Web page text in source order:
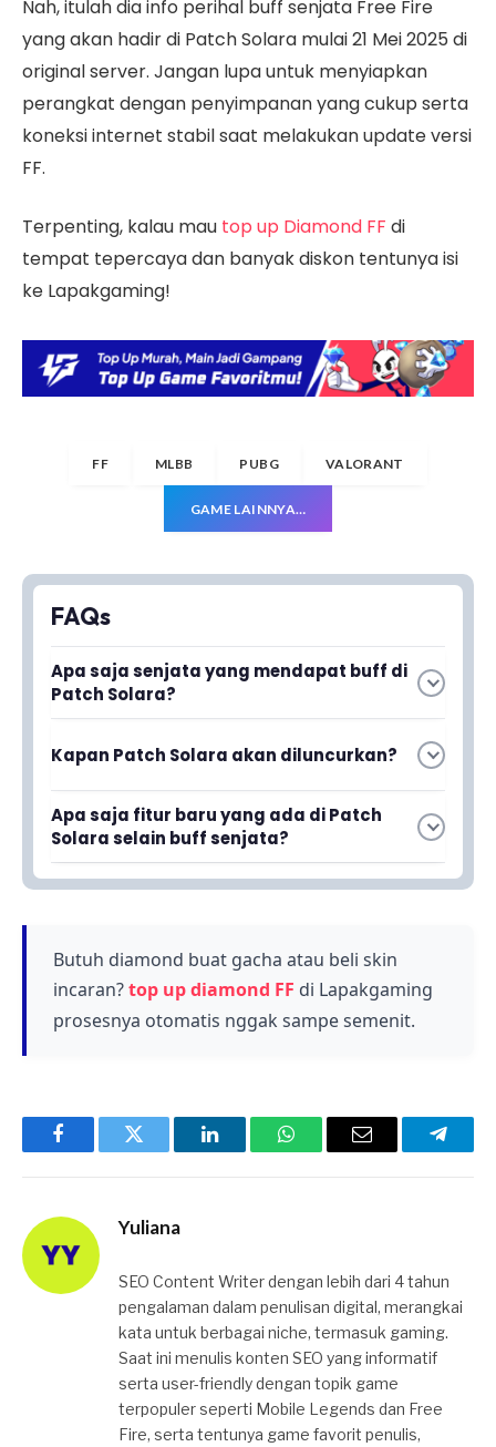
Nah, itulah dia info perihal buff senjata Free Fire
yang akan hadir di Patch Solara mulai 21 Mei 2025 di
original server. Jangan lupa untuk menyiapkan
perangkat dengan penyimpanan yang cukup serta
koneksi internet stabil saat melakukan update versi
FF.
Terpenting, kalau mau top up Diamond FF di
tempat tepercaya dan banyak diskon tentunya isi
ke Lapakgaming!
FF MLBB PUBG VALORANT
GAME LAINNYA…
FAQs
Apa saja senjata yang mendapat buff di
Patch Solara?
peningkatan statistik untuk senjata-senjata
pilihan di Free Fire. Buff ini dirancang untuk
membuat gameplay lebih seimbang dan
memberikan lebih banyak pilihan taktis kepada
pemain.
Kapan Patch Solara akan diluncurkan?
Patch Solara akan diluncurkan pada bulan Mei
sesuai dengan update Free Fire terbaru dari
Garena. Update ini akan membawa perubahan
signifikan tidak hanya pada senjata tetapi juga
Apa saja fitur baru yang ada di Patch
Solara selain buff senjata?
Selain buff senjata, Patch Solara menghadirkan
Pemain akan mendapatkan lebih banyak variasi
dalam strategi dan gameplay.
Butuh diamond buat gacha atau beli skin
incaran?top up diamond FF di Lapakgaming
prosesnya otomatis nggak sampe semenit.
FacebookTwitter LinkedInWhatsAppEmail
Yuliana
SEO Content Writer dengan lebih dari 4 tahun
pengalaman dalam penulisan digital, merangkai
kata untuk berbagai niche, termasuk gaming.
Saat ini menulis konten SEO yang informatif
serta user-friendly dengan topik game
terpopuler seperti Mobile Legends dan Free
Fire, serta tentunya game favorit penulis,